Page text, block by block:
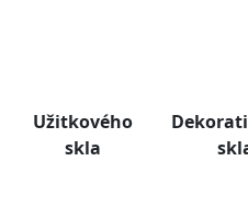
Užitkového
skla